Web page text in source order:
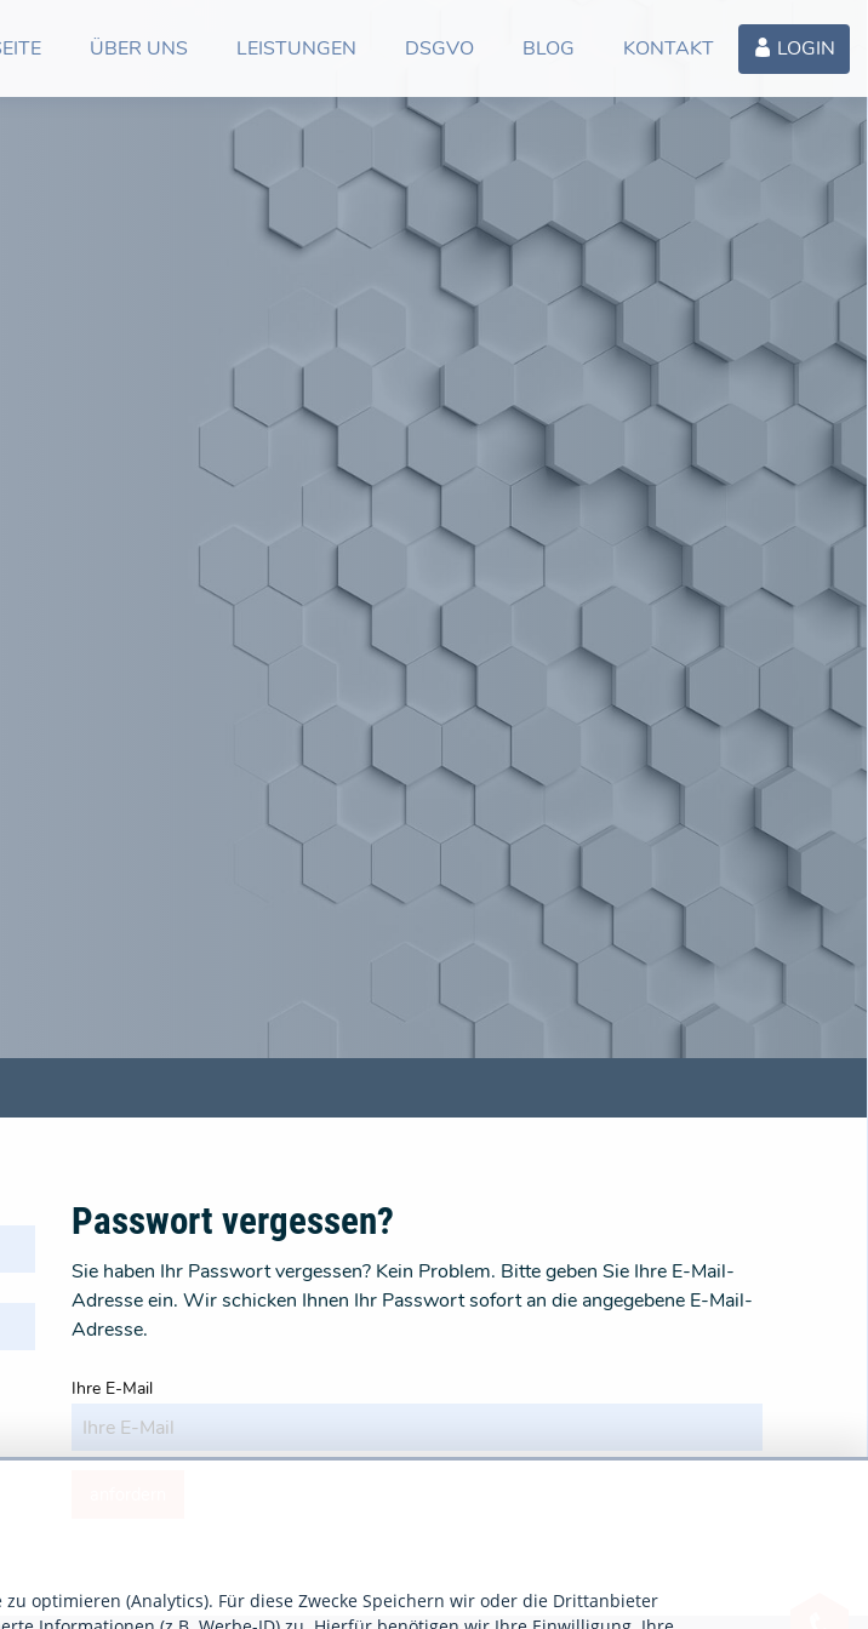
ÜBER UNS LEISTUNGEN DSGVO BLOG KONTAKT LOGIN
Passwort vergessen?
Sie haben Ihr Passwort vergessen? Kein Problem. Bitte geben Sie Ihre E-Mail-
Adresse ein. Wir schicken Ihnen Ihr Passwort sofort an die angegebene E-Mail-
Adresse.
Ihre E-Mail
optimieren (Analytics). Für diese Zwecke Speichern wir oder die Drittanbieter